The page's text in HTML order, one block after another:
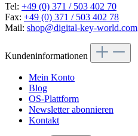
Tel: +49 (0) 371 / 503 402 70
Fax: +49 (0) 371 / 503 402 78
Mail: shop@digital-key-world.com
Kundeninformationen
Mein Konto
Blog
OS-Plattform
Newsletter abonnieren
Kontakt